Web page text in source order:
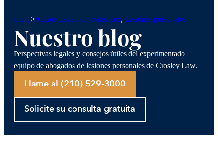
Blog >Accidentes automovilísticos, Lesiones personales
Nuestro blog
Perspectivas legales y consejos útiles del experimentado
equipo de abogados de lesiones personales de Crosley Law.
Llame al (210) 529-3000
Solicite su consulta gratuita